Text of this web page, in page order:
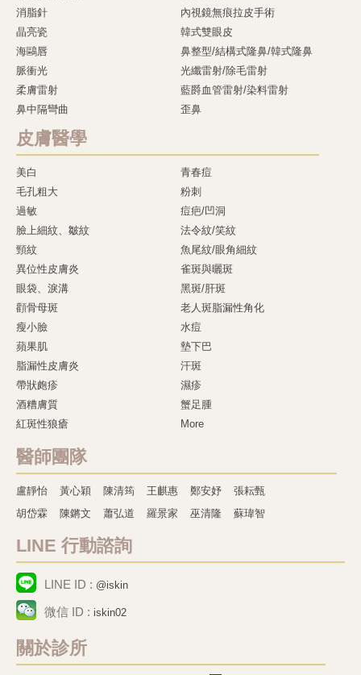
消脂針
內視鏡無痕拉皮手術
晶亮瓷
韓式雙眼皮
海鷗唇
鼻整型/結構式隆鼻/韓式隆鼻
脈衝光
光纖雷射/除毛雷射
柔膚雷射
藍爵血管雷射/染料雷射
鼻中隔彎曲
歪鼻
皮膚醫學
美白
青春痘
毛孔粗大
粉刺
過敏
痘疤/凹洞
臉上細紋、皺紋
法令紋/笑紋
頸紋
魚尾紋/眼角細紋
異位性皮膚炎
雀斑與曬斑
眼袋、淚溝
黑斑/肝斑
顴骨母斑
老人斑脂漏性角化
瘦小臉
水痘
蘋果肌
墊下巴
脂漏性皮膚炎
汗斑
帶狀皰疹
濕疹
酒糟膚質
蟹足腫
紅斑性狼瘡
More
醫師團隊
盧靜怡 黃心穎 陳清筠 王麒惠 鄭安妤
張耘甄
胡岱霖
陳鏘文 蕭弘道 羅景家 巫清隆 蘇瑋智
LINE 行動諮詢
LINE ID : @iskin
微信 ID : iskin02
關於診所